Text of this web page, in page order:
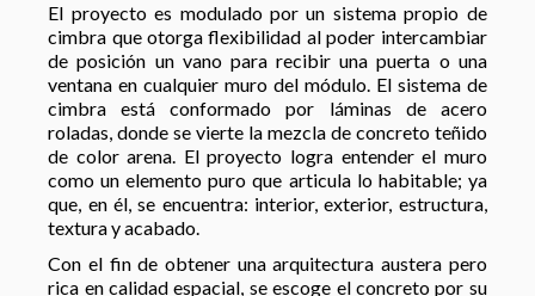
El proyecto es modulado por un sistema propio de
cimbra que otorga flexibilidad al poder intercambiar
de posición un vano para recibir una puerta o una
ventana en cualquier muro del módulo. El sistema de
cimbra está conformado por láminas de acero
roladas, donde se vierte la mezcla de concreto teñido
de color arena. El proyecto logra entender el muro
como un elemento puro que articula lo habitable; ya
que, en él, se encuentra: interior, exterior, estructura,
textura y acabado.
Con el fin de obtener una arquitectura austera pero
rica en calidad espacial, se escoge el concreto por su